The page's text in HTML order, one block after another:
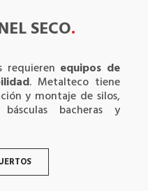
SECO.
requieren equipos de
. Metalteco tiene
y montaje de silos,
bacheras y